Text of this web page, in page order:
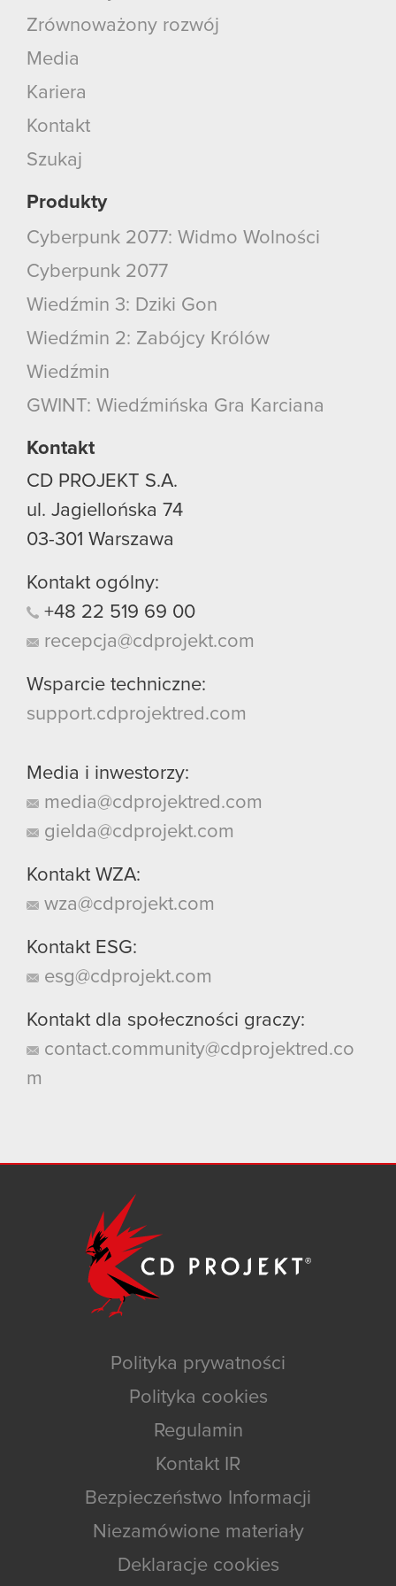
Zrównoważony rozwój
Media
Kariera
Kontakt
Szukaj
Produkty
Cyberpunk 2077: Widmo Wolności
Cyberpunk 2077
Wiedźmin 3: Dziki Gon
Wiedźmin 2: Zabójcy Królów
Wiedźmin
GWINT: Wiedźmińska Gra Karciana
Kontakt
CD PROJEKT S.A.
ul. Jagiellońska 74
03-301 Warszawa
Kontakt ogólny:
+48 22 519 69 00
recepcja@cdprojekt.com
Wsparcie techniczne:
support.cdprojektred.com
Media i inwestorzy:
media@cdprojektred.com
gielda@cdprojekt.com
Kontakt WZA:
wza@cdprojekt.com
Kontakt ESG:
esg@cdprojekt.com
Kontakt dla społeczności graczy:
contact.community@cdprojektred.co
m
Polityka prywatności
Polityka cookies
Regulamin
Kontakt IR
Bezpieczeństwo Informacji
Niezamówione materiały
Deklaracje cookies